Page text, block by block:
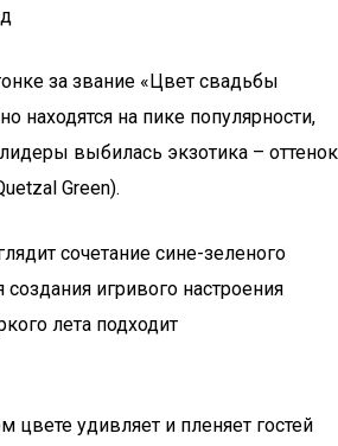
за звание «Цвет свадьбы
находятся на пике популярности,
выбилась экзотика – оттенок
Green).
сочетание сине-зеленого
игривого настроения
лета подходит
цвете удивляет и пленяет гостей